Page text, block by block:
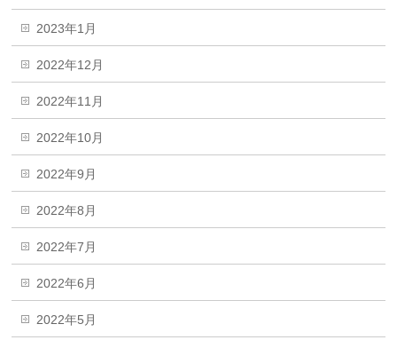
2023年1月
2022年12月
2022年11月
2022年10月
2022年9月
2022年8月
2022年7月
2022年6月
2022年5月